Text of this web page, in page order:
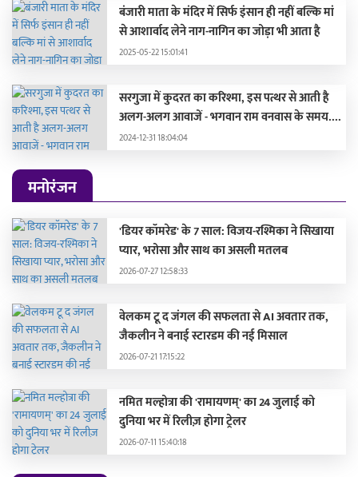
बंजारी माता के मंदिर में सिर्फ इंसान ही नहीं बल्कि मां
से आशार्वाद लेने नाग-नागिन का जोड़ा भी आता है
2025-05-22 15:01:41
सरगुजा में कुदरत का करिश्मा, इस पत्थर से आती है
अलग-अलग आवाजें - भगवान राम वनवास के समय....
2024-12-31 18:04:04
मनोरंजन
'डियर कॉमरेड' के 7 साल: विजय-रश्मिका ने सिखाया
प्यार, भरोसा और साथ का असली मतलब
2026-07-27 12:58:33
वेलकम टू द जंगल की सफलता से AI अवतार तक,
जैकलीन ने बनाई स्टारडम की नई मिसाल
2026-07-21 17:15:22
नमित मल्होत्रा की 'रामायणम्' का 24 जुलाई को
दुनिया भर में रिलीज़ होगा ट्रेलर
2026-07-11 15:40:18